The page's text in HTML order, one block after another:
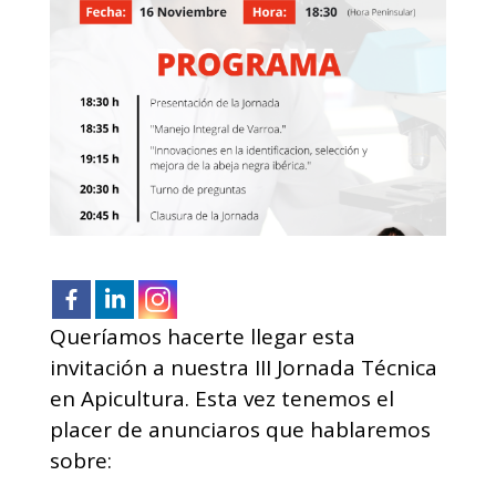
Queríamos hacerte llegar esta
invitación a nuestra III Jornada Técnica
en Apicultura. Esta vez tenemos el
placer de anunciaros que hablaremos
sobre: